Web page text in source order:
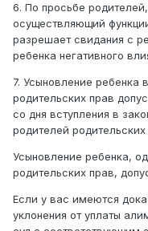
6. По просьбе
осуществляющий
разрешает свидания с
ребенка негативного
7. Усыновление ребенка
родительских прав
со дня вступления в
родителей родительских
Усыновление ребенка,
родительских прав,
Если у вас имеются
уклонения от уплаты